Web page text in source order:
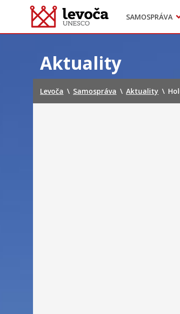
SAMOSPRÁVA
Dokumenty
Projekty
Doprava
Aktuality
Levoča \ Samospráva \ Aktuality \